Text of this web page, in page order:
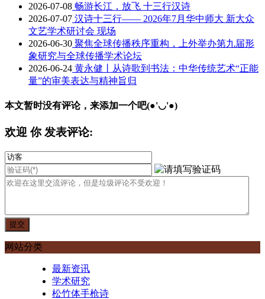
2026-07-08 畅游长江，放飞 十三行汉诗
2026-07-07 汉诗十三行—— 2026年7月华中师大 新大众
文艺学术研讨会 现场
2026-06-30 聚焦全球传播秩序重构，上外举办第九届形
象研究与全球传播学术论坛
2026-06-24 黄永健丨从诗歌到书法：中华传统艺术“正能
量”的审美表达与精神旨归
本文暂时没有评论，来添加一个吧(●'◡'●)
欢迎 你发表评论:
网站分类
最新资讯
学术研究
松竹体手枪诗